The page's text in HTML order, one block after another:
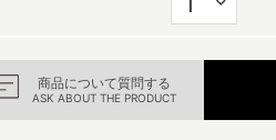
商品について質問する
ASK ABOUT THE PRODUCT